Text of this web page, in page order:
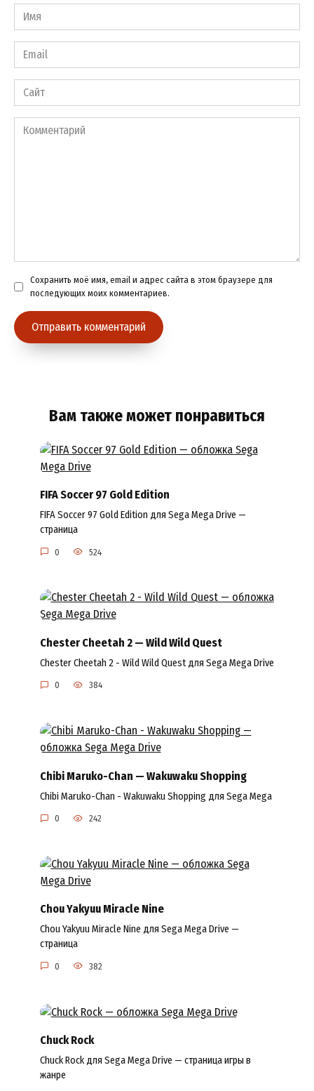
Имя
*
Email
*
Сайт
Комментарий
Сохранить моё имя, email и адрес сайта в этом браузере для
последующих моих комментариев.
Вам также может понравиться
FIFA Soccer 97 Gold Edition
FIFA Soccer 97 Gold Edition для Sega Mega Drive —
страница
0 524
Chester Cheetah 2 — Wild Wild Quest
Chester Cheetah 2 - Wild Wild Quest для Sega Mega Drive
0 384
Chibi Maruko-Chan — Wakuwaku Shopping
Chibi Maruko-Chan - Wakuwaku Shopping для Sega Mega
0 242
Chou Yakyuu Miracle Nine
Chou Yakyuu Miracle Nine для Sega Mega Drive —
страница
0 382
Chuck Rock
Chuck Rock для Sega Mega Drive — страница игры в
жанре